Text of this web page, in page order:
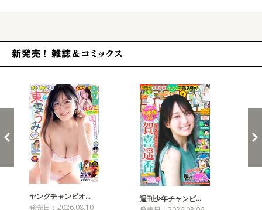
ヤングチャンピオ…
発売日：2026.08.10
週刊少年チャンピ…